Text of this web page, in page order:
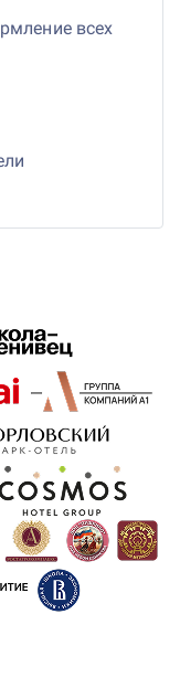
всех